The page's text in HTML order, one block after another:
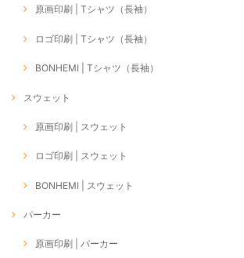
原画印刷 | Tシャツ（長袖）
ロゴ印刷 | Tシャツ（長袖）
BONHEMI | Tシャツ（長袖）
スウェット
原画印刷 | スウェット
ロゴ印刷 | スウェット
BONHEMI | スウェット
パーカー
原画印刷 | パーカー